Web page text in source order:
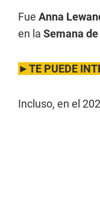
Fue Anna
en la Semana
►TE PUEDE
Incluso, en el